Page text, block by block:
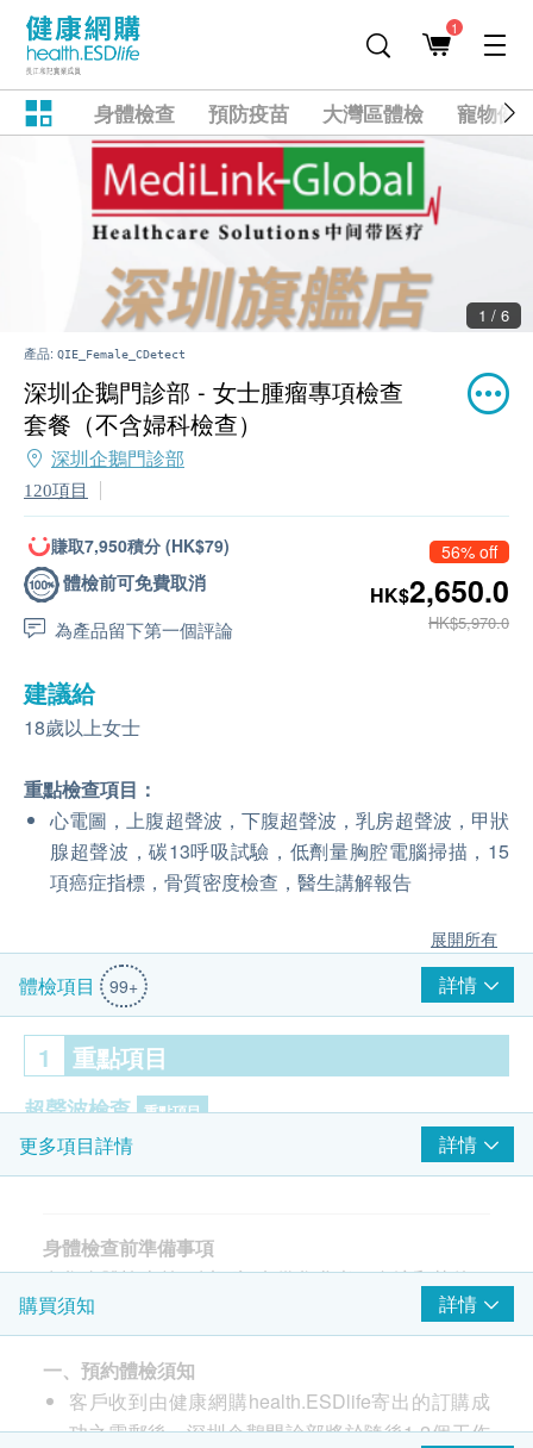
1
身體檢查 預防疫苗 大灣區體檢 寵物健
1 / 6
產品: QIE_Female_CDetect
深圳企鵝門診部 - 女士腫瘤專項檢查
套餐（不含婦科檢查）
深圳企鵝門診部
120項目
賺取7,950積分 (HK$79)
體檢前可免費取消
為產品留下第一個評論
56% off
HK$2,650.0
HK$5,970.0
建議給
18歲以上女士
重點檢查項目：
心電圖，上腹超聲波，下腹超聲波，乳房超聲波，甲狀
腺超聲波，碳13呼吸試驗，低劑量胸腔電腦掃描，15
項癌症指標，骨質密度檢查，醫生講解報告
展開所有
體檢項目 99+ 詳情
1 重點項目
超聲波檢查 重點項目
乳房超聲波
上腹腔超聲波:肝
上腹腔超聲波:胰
上腹腔超聲波:脾
上腹腔超聲波:膽
上腹腔超聲波:腎
輸尿管超聲波
子宮及雙附件超聲波
更多項目詳情 詳情
身體檢查前準備事項
在您身體檢查前，以下訊息供您參考。血液和其他一
些檢查需要您在檢查前做相關準備。
節食至少8小時。避免在檢查前一晚 23：00後進餐
(可以喝少量白開水）。
請在抽血檢查後服用您常規晨間藥物
尿液和糞便檢查建議在例假結束後 3 天後進行
購買須知 詳情
一、預約體檢須知
客戶收到由健康網購health.ESDlife寄出的訂購成
功之電郵後，深圳企鵝門診部將於隨後1-2個工作